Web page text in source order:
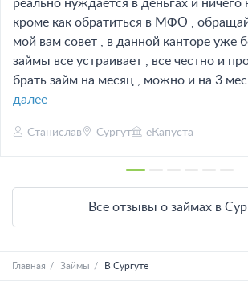
реально нуждается в деньгах и ничего
кроме как обратиться в МФО ,
мой вам совет , в данной канторе уже
займы все устраивает , все честно и
брать займ на месяц , можно и на 3
далее
Станислав Сургут еКапуста
Все отзывы о займах в
Главная Займы В Сургуте